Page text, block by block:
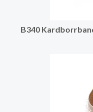
B340